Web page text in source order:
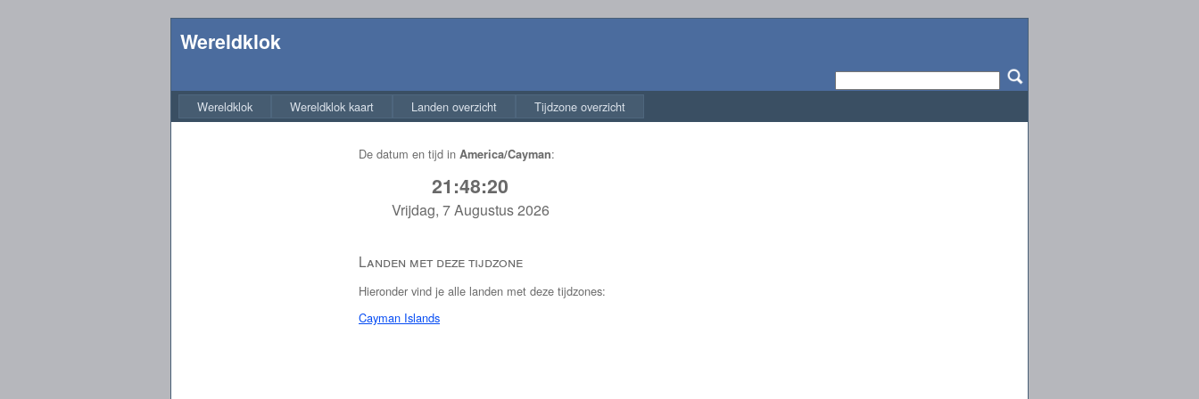
Wereldklok
Wereldklok Wereldklok kaart Landen overzicht Tijdzone overzicht
De datum en tijd in America/Cayman:
21:48:21
Vrijdag, 7 Augustus 2026
Landen met deze tijdzone
Hieronder vind je alle landen met deze tijdzones:
Cayman Islands